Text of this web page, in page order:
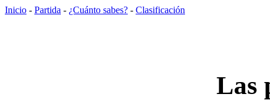
Inicio - Partida - ¿Cuánto sabes? - Clasificación
Las